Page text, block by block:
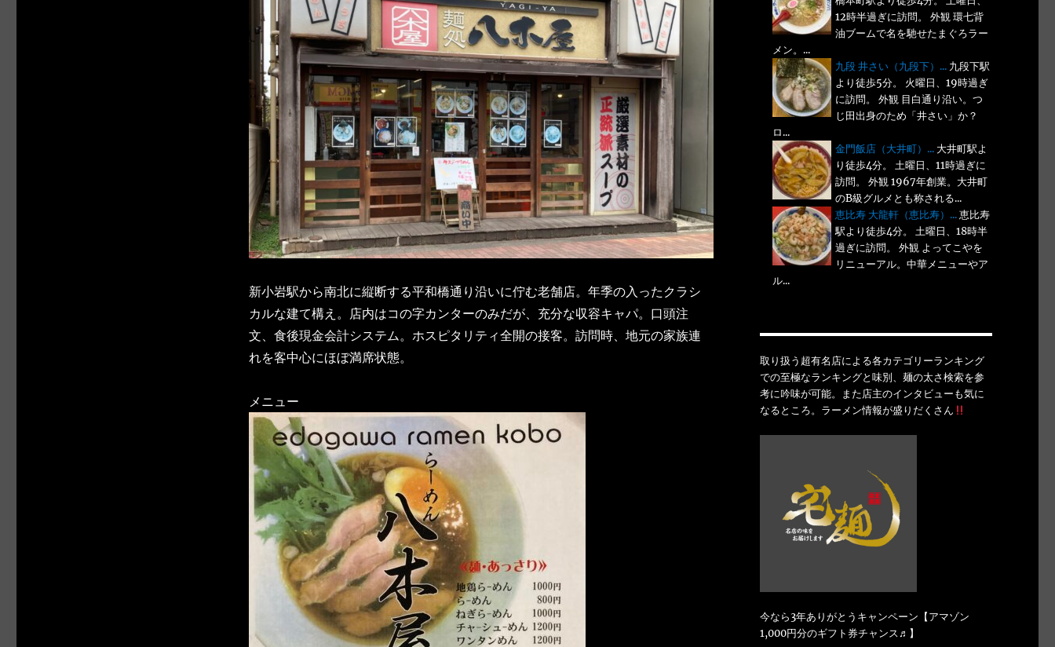
新小岩駅から南北に縦断する平和橋通り沿いに佇む老舗店。年季の入ったクラシ
カルな建て構え。店内はコの字カンターのみだが、充分な収容キャパ。口頭注
文、食後現金会計システム。ホスピタリティ全開の接客。訪問時、地元の家族連
れを客中心にほぼ満席状態。
メニュー
12時半過ぎに訪問。 外観 環七背
油ブームで名を馳せたまぐろラー
メン。...
九段 井さい（九段下）... 九段下駅
より徒歩5分。 火曜日、19時過ぎ
に訪問。 外観 目白通り沿い。つ
じ田出身のため「井さい」か？
ロ...
金門飯店（大井町）... 大井町駅よ
り徒歩4分。 土曜日、11時過ぎに
訪問。 外観 1967年創業。大井町
のB級グルメとも称される...
恵比寿 大龍軒（恵比寿）...恵比寿
駅より徒歩4分。 土曜日、18時半
過ぎに訪問。 外観 よってこやを
リニューアル。中華メニューやア
ル...
取り扱う超有名店による各カテゴリーランキング
での至極なランキングと味別、麺の太さ検索を参
考に吟味が可能。また店主のインタビューも気に
なるところ。ラーメン情報が盛りだくさん
今なら3年ありがとうキャンペーン【アマゾン
1,000円分のギフト券チャンス♬】